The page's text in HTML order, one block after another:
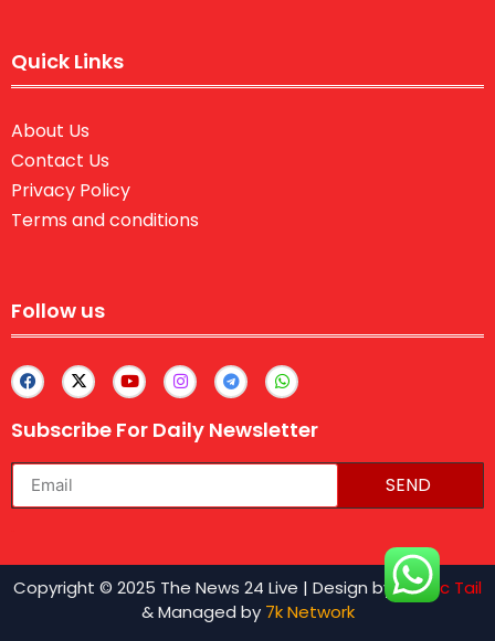
Quick Links
About Us
Contact Us
Privacy Policy
Terms and conditions
Follow us
Subscribe For Daily Newsletter
SEND
Copyright © 2025 The News 24 Live | Design byTraffic Tail
& Managed by 7k Network